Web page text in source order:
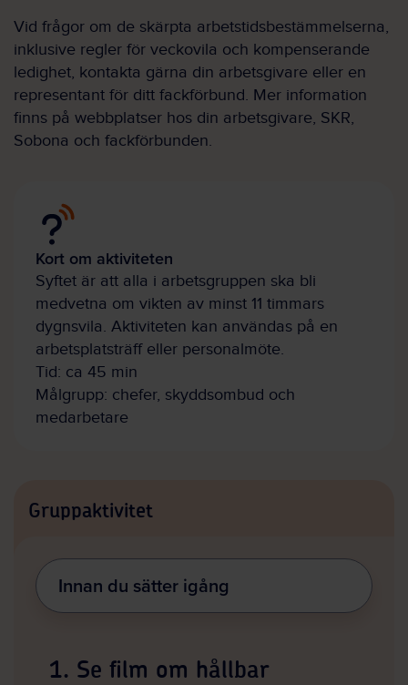
Vid frågor om de skärpta arbetstidsbestämmelserna,
inklusive regler för veckovila och kompenserande
ledighet, kontakta gärna din arbetsgivare eller en
representant för ditt fackförbund. Mer information
finns på webbplatser hos din arbetsgivare, SKR,
Sobona och fackförbunden.
Kort om aktiviteten
Syftet är att alla i arbetsgruppen ska bli
medvetna om vikten av minst 11 timmars
dygnsvila. Aktiviteten kan användas på en
arbetsplatsträff eller personalmöte.
Tid: ca 45 min
Målgrupp: chefer, skyddsombud och
medarbetare
Gruppaktivitet
Innan du sätter igång
1. Se film om hållbar